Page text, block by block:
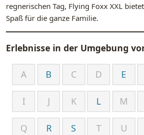
regnerischen Tag, Flying Foxx XXL
Spaß für die ganze Familie.
Erlebnisse in der Umgebung
A B C D E
I J K L M
Q R S T U